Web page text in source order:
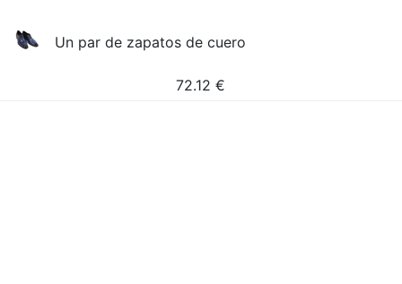
Un par de zapatos de cuero
72.12 €